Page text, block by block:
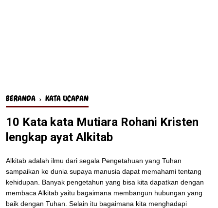
BERANDA › KATA UCAPAN
10 Kata kata Mutiara Rohani Kristen
lengkap ayat Alkitab
Alkitab adalah ilmu dari segala Pengetahuan yang Tuhan
sampaikan ke dunia supaya manusia dapat memahami tentang
kehidupan. Banyak pengetahun yang bisa kita dapatkan dengan
membaca Alkitab yaitu bagaimana membangun hubungan yang
baik dengan Tuhan. Selain itu bagaimana kita menghadapi